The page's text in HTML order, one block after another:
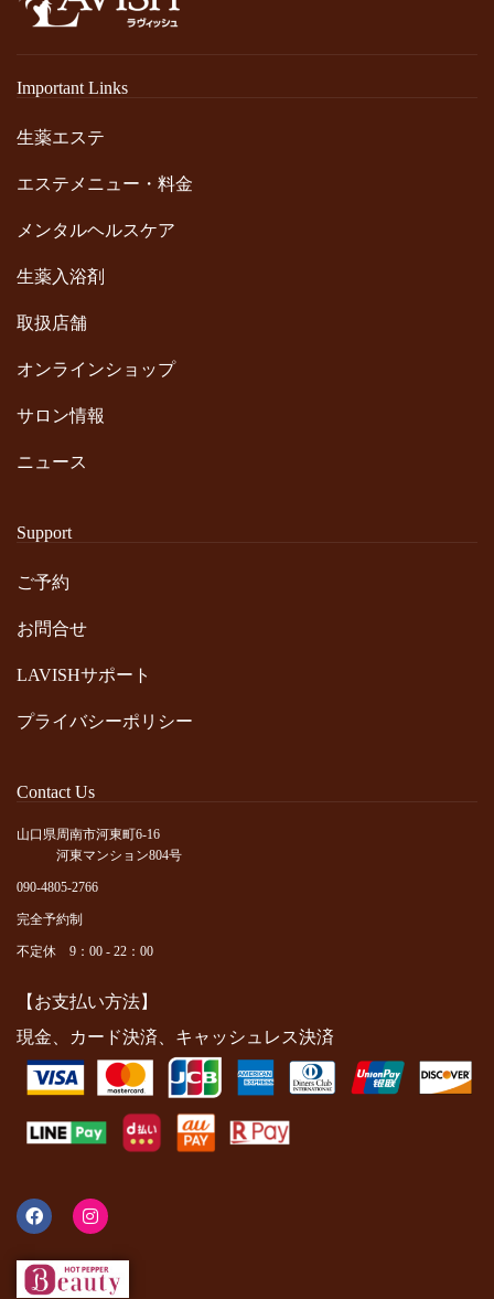
Important Links
生薬エステ
エステメニュー・料金
メンタルヘルスケア
生薬入浴剤
取扱店舗
オンラインショップ
サロン情報
ニュース
Support
ご予約
お問合せ
LAVISHサポート
プライバシーポリシー
Contact Us
山口県周南市河東町6-16
河東マンション804号
090-4805-2766
完全予約制
不定休 9：00 - 22：00
【お支払い方法】
現金、カード決済、キャッシュレス決済